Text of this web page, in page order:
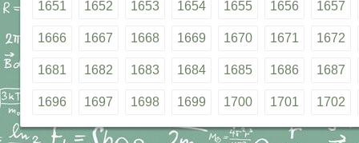
1651 1652 1653 1654 1655 1656 1657
1666 1667 1668 1669 1670 1671 1672
1681 1682 1683 1684 1685 1686 1687
1696 1697 1698 1699 1700 1701 1702